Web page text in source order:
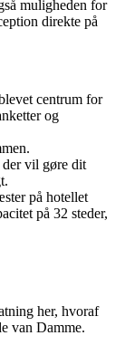
muligheden for
direkte på
centrum for
og
der vil gøre dit
på hotellet
på 32 steder,
her, hvoraf
van Damme.